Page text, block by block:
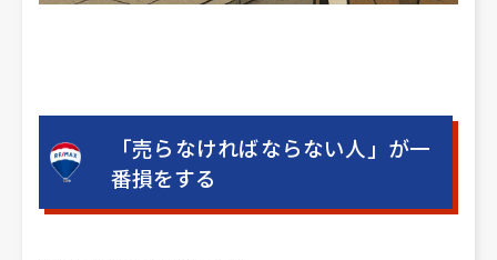
「売らなければならない人」が一
番損をする